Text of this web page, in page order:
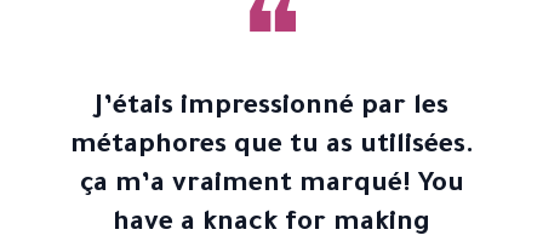
❝
J’étais impressionné par les
métaphores que tu as utilisées.
ça m’a vraiment marqué! You
have a knack for making